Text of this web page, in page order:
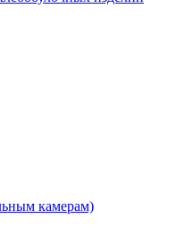
камерам)